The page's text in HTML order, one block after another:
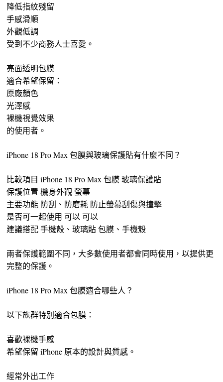
降低指紋殘留
手感滑順
外觀低調
受到不少商務人士喜愛。
亮面透明包膜
適合希望保留：
原廠顏色
光澤感
裸機視覺效果
的使用者。
iPhone 18 Pro Max 包膜與玻璃保護貼有什麼不同？
比較項目 iPhone 18 Pro Max 包膜 玻璃保護貼
保護位置 機身外觀 螢幕
主要功能 防刮、防磨耗 防止螢幕刮傷與撞擊
是否可一起使用 可以 可以
建議搭配 手機殼、玻璃貼 包膜、手機殼
兩者保護範圍不同，大多數使用者都會同時使用，以提供更
完整的保護。
iPhone 18 Pro Max 包膜適合哪些人？
以下族群特別適合包膜：
喜歡裸機手感
希望保留 iPhone 原本的設計與質感。
經常外出工作